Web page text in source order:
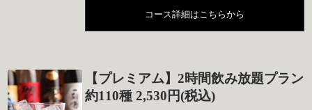
コース詳細はこちらから
【プレミアム】2時間飲み放題プラン
約110種 2,530円(税込)